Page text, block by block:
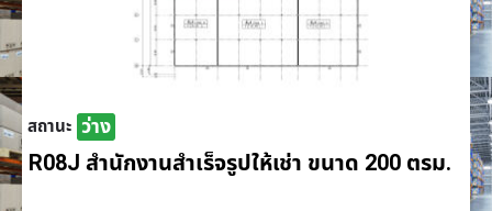
สถานะ ว่าง
R08J สำนักงานสำเร็จรูปให้เช่า ขนาด 200 ตรม.